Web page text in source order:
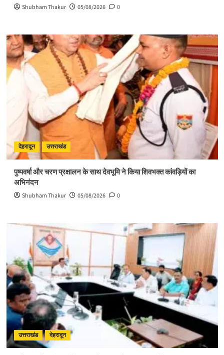
Shubham Thakur 05/08/2026 0
देहरादून उत्तराखंड
पुष्पवर्षा और चरण प्रक्षालन के साथ देवभूमि ने किया शिवभक्त कांवड़ियों का
अभिनंदन
Shubham Thakur 05/08/2026 0
उत्तराखंड देहरादून